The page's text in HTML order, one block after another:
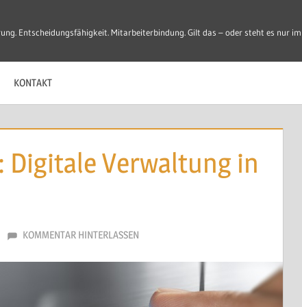
Entscheidungsfähigkeit. Mitarbeiterbindung. Gilt das – oder steht es nur
KONTAKT
Digitale Verwaltung in
KOMMENTAR HINTERLASSEN